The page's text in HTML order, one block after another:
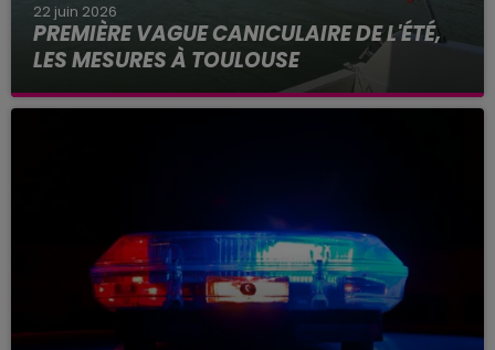
22 juin 2026
PREMIÈRE VAGUE CANICULAIRE DE L'ÉTÉ,
LES MESURES À TOULOUSE
Alors que les températures frôlent les 40 degrés
ce lundi 22 juin 2026 à Toulouse, Météo France